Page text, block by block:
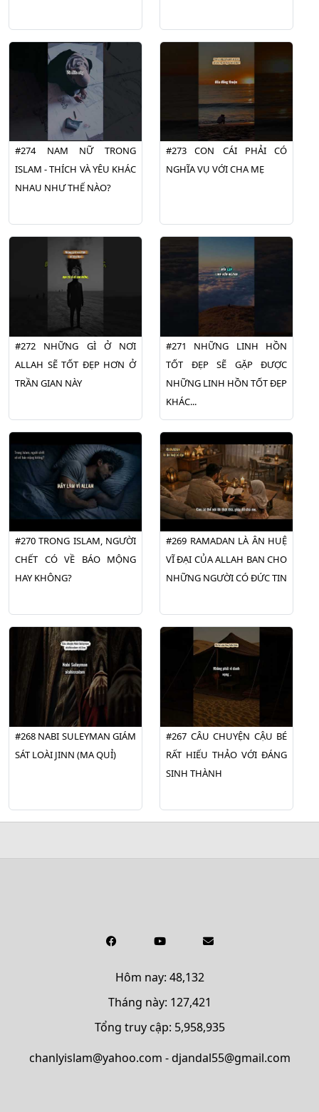
#274 NAM NỮ TRONG
ISLAM - THÍCH VÀ YÊU KHÁC
NHAU NHƯ THẾ NÀO?
#273 CON CÁI PHẢI CÓ
NGHĨA VỤ VỚI CHA MẸ
#272 NHỮNG GÌ Ở NƠI
ALLAH SẼ TỐT ĐẸP HƠN Ở
TRẦN GIAN NÀY
#271 NHỮNG LINH HỒN
TỐT ĐẸP SẼ GẶP ĐƯỢC
NHỮNG LINH HỒN TỐT ĐẸP
KHÁC...
#270 TRONG ISLAM, NGƯỜI
CHẾT CÓ VỀ BÁO MỘNG
HAY KHÔNG?
#269 RAMADAN LÀ ÂN HUỆ
VĨ ĐẠI CỦA ALLAH BAN CHO
NHỮNG NGƯỜI CÓ ĐỨC TIN
#268 NABI SULEYMAN GIÁM
SÁT LOÀI JINN (MA QUỈ)
#267 CÂU CHUYỆN CẬU BÉ
RẤT HIẾU THẢO VỚI ĐÁNG
SINH THÀNH
Hôm nay: 48,132
Tháng này: 127,421
Tổng truy cập: 5,958,935
chanlyislam@yahoo.com - djandal55@gmail.com